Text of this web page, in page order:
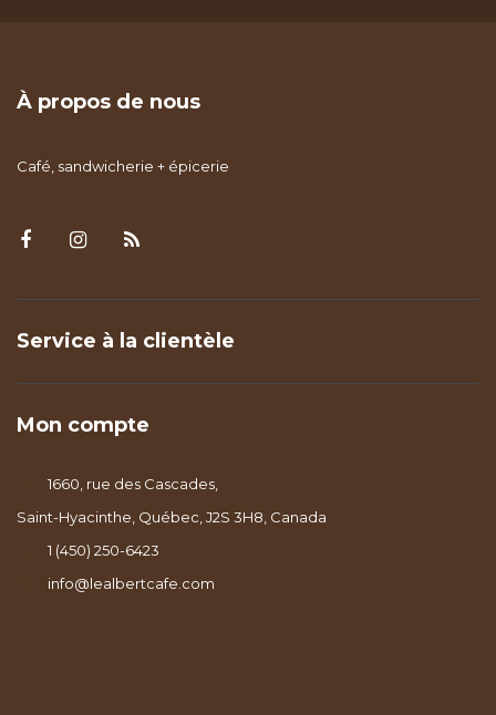
À propos de nous
Café, sandwicherie + épicerie
Service à la clientèle
Mon compte
1660, rue des Cascades,
Saint-Hyacinthe, Québec, J2S 3H8, Canada
1 (450) 250-6423
info@lealbertcafe.com